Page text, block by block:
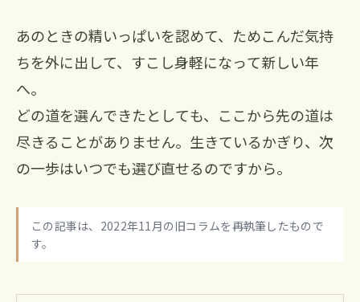
あのときの精いっぱいを認めて、ためこんだ気持
ちを外に出して、すこし身軽になって新しい年
へ。
どの道を選んできたとしても、ここから先の道は
尽きることがありません。生きているかぎり、次
の一歩はいつでも選び直せるのですから。
この記事は、2022年11月の旧コラムを再執筆したもので
す。